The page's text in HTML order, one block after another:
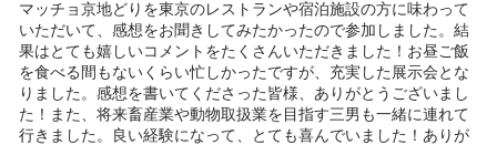
マッチョ京地どりを東京のレストランや宿泊施設の方に味わって
いただいて、感想をお聞きしてみたかったので参加しました。結
果はとても嬉しいコメントをたくさんいただきました！お昼ご飯
を食べる間もないくらい忙しかったですが、充実した展示会とな
りました。感想を書いてくださった皆様、ありがとうございまし
た！また、将来畜産業や動物取扱業を目指す三男も一緒に連れて
行きました。良い経験になって、とても喜んでいました！ありが